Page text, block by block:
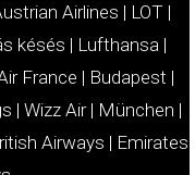
Airlines | LOT|
késés | Lufthansa|
France | Budapest |
| Wizz Air| München |
Airways | Emirates